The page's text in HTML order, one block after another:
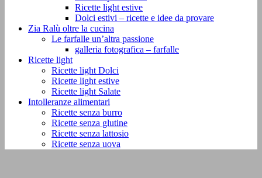
Ricette light estive
Dolci estivi – ricette e idee da provare
Zia Ralù oltre la cucina
Le farfalle un’altra passione
galleria fotografica – farfalle
Ricette light
Ricette light Dolci
Ricette light estive
Ricette light Salate
Intolleranze alimentari
Ricette senza burro
Ricette senza glutine
Ricette senza lattosio
Ricette senza uova